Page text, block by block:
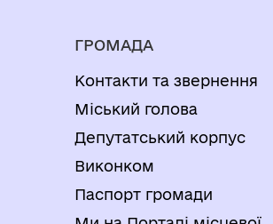
ГРОМАДА
Контакти та звернення
Міський голова
Депутатський корпус
Виконком
Паспорт громади